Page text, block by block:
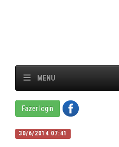
MENU
Fazer login
30/6/2014 07:41